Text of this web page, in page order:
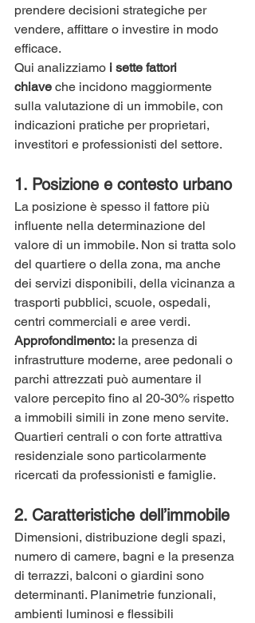
prendere decisioni strategiche per
vendere, affittare o investire in modo
efficace.
Qui analizziamo i sette fattori
chiave che incidono maggiormente
sulla valutazione di un immobile, con
indicazioni pratiche per proprietari,
investitori e professionisti del settore.
1. Posizione e contesto urbano
La posizione è spesso il fattore più
influente nella determinazione del
valore di un immobile. Non si tratta solo
del quartiere o della zona, ma anche
dei servizi disponibili, della vicinanza a
trasporti pubblici, scuole, ospedali,
centri commerciali e aree verdi.
Approfondimento: la presenza di
infrastrutture moderne, aree pedonali o
parchi attrezzati può aumentare il
valore percepito fino al 20-30% rispetto
a immobili simili in zone meno servite.
Quartieri centrali o con forte attrattiva
residenziale sono particolarmente
ricercati da professionisti e famiglie.
2. Caratteristiche dell’immobile
Dimensioni, distribuzione degli spazi,
numero di camere, bagni e la presenza
di terrazzi, balconi o giardini sono
determinanti. Planimetrie funzionali,
ambienti luminosi e flessibili